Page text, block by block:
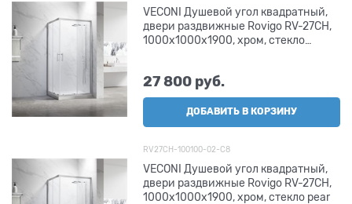
VECONI Душевой угол квадратный,
двери раздвижные Rovigo RV-27CH,
1000х1000х1900, хром, стекло
27 800 руб.
ДОБАВИТЬ В КОРЗИНУ
RV27CH-100100-02-C8
VECONI Душевой угол квадратный,
двери раздвижные Rovigo RV-27CH,
1000х1000х1900, хром, стекло pear